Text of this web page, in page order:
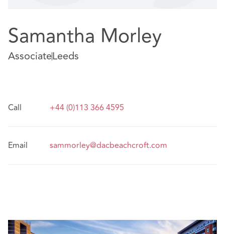
Samantha Morley
AssociateLeeds
Call +44 (0)113 366 4595
Email sammorley@dacbeachcroft.com